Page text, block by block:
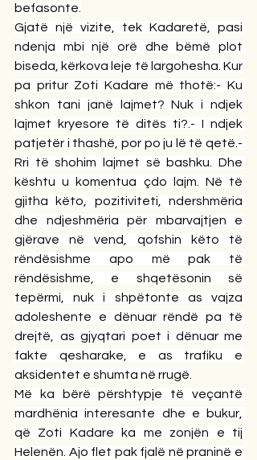
befasonte.
Gjatë një vizite, tek Kadaretë, pasi
ndenja mbi një orë dhe bëmë plot
biseda, kërkova leje të largohesha. Kur
pa pritur Zoti Kadare më thotë:- Ku
shkon tani janë lajmet? Nuk i ndjek
lajmet kryesore të ditës ti?.- I ndjek
patjetër i thashë, por po ju lë të qetë.-
Rri të shohim lajmet së bashku. Dhe
kështu u komentua çdo lajm. Në të
gjitha këto, pozitiviteti, ndershmëria
dhe ndjeshmëria për mbarvajtjen e
gjërave në vend, qofshin këto të
rëndësishme apo më pak të
rëndësishme, e shqetësonin së
tepërmi, nuk i shpëtonte as vajza
adoleshente e dënuar rëndë pa të
drejtë, as gjyqtari poet i dënuar me
fakte qesharake, e as trafiku e
aksidentet e shumta në rrugë.
Më ka bërë përshtypje të veçantë
mardhënia interesante dhe e bukur,
që Zoti Kadare ka me zonjën e tij
Helenën. Ajo flet pak fjalë në praninë e